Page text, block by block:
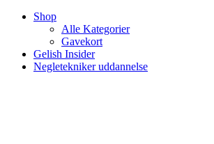
Shop
Alle Kategorier
Gavekort
Gelish Insider
Negletekniker uddannelse